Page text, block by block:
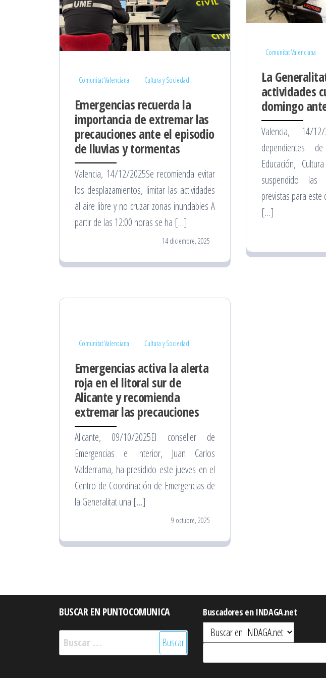
Comunitat Valenciana Cultura y Sociedad
Emergencias recuerda la
importancia de extremar las
precauciones ante el episodio
de lluvias y tormentas
Valencia, 14/12/2025Se recomienda evitar
los desplazamientos, limitar las actividades
al aire libre y no cruzar zonas inundables A
partir de las 12:00 horas se ha […]
14 diciembre, 2025
Comunitat Valenciana
La
actividades
domingo
Valencia, 14/
dependientes
Educación,
suspendido las
previstas para este
[…]
Comunitat Valenciana Cultura y Sociedad
Emergencias activa la alerta
roja en el litoral sur de
Alicante y recomienda
extremar las precauciones
Alicante, 09/10/2025El conseller de
Emergencias e Interior, Juan Carlos
Valderrama, ha presidido este jueves en el
Centro de Coordinación de Emergencias de
la Generalitat una […]
9 octubre, 2025
BUSCAR EN PUNTOCOMUNICA
Buscar:
Buscadores en INDAGA.net